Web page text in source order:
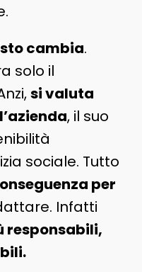
cambia.
solo il
si valuta
, il suo
sociale. Tutto
per
Infatti
responsabili,